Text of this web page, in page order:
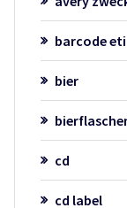
barcode
bier
cd
cd label